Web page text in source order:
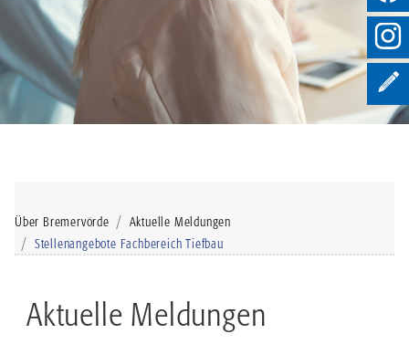
Über Bremervörde
Aktuelle Meldungen
Stellenangebote Fachbereich Tiefbau
Aktuelle Meldungen